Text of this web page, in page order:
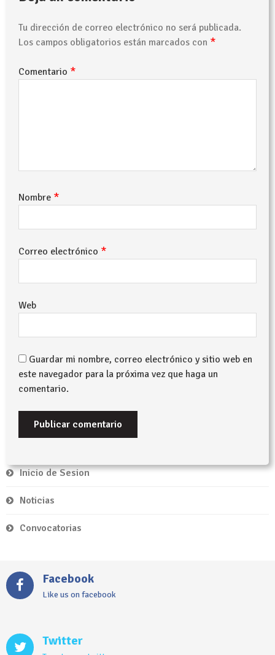
Tu dirección de correo electrónico no será publicada.
Los campos obligatorios están marcados con *
Comentario *
Nombre *
Correo electrónico *
Web
Guardar mi nombre, correo electrónico y sitio web en
este navegador para la próxima vez que haga un
comentario.
Inicio de Sesion
Noticias
Convocatorias
Facebook
Like us on facebook
Twitter